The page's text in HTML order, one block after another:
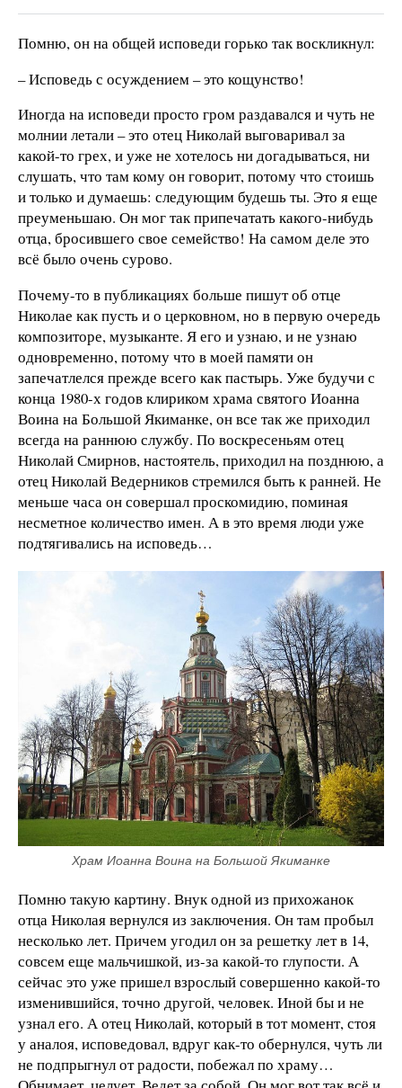
Помню, он на общей исповеди горько так воскликнул:
– Исповедь с осуждением – это кощунство!
Иногда на исповеди просто гром раздавался и чуть не
молнии летали – это отец Николай выговаривал за
какой-то грех, и уже не хотелось ни догадываться, ни
слушать, что там кому он говорит, потому что стоишь
и только и думаешь: следующим будешь ты. Это я еще
преуменьшаю. Он мог так припечатать какого-нибудь
отца, бросившего свое семейство! На самом деле это
всё было очень сурово.
Почему-то в публикациях больше пишут об отце
Николае как пусть и о церковном, но в первую очередь
композиторе, музыканте. Я его и узнаю, и не узнаю
одновременно, потому что в моей памяти он
запечатлелся прежде всего как пастырь. Уже будучи с
конца 1980-х годов клириком храма святого Иоанна
Воина на Большой Якиманке, он все так же приходил
всегда на раннюю службу. По воскресеньям отец
Николай Смирнов, настоятель, приходил на позднюю, а
отец Николай Ведерников стремился быть к ранней. Не
меньше часа он совершал проскомидию, поминая
несметное количество имен. А в это время люди уже
подтягивались на исповедь…
Храм Иоанна Воина на Большой Якиманке
Помню такую картину. Внук одной из прихожанок
отца Николая вернулся из заключения. Он там пробыл
несколько лет. Причем угодил он за решетку лет в 14,
совсем еще мальчишкой, из-за какой-то глупости. А
сейчас это уже пришел взрослый совершенно какой-то
изменившийся, точно другой, человек. Иной бы и не
узнал его. А отец Николай, который в тот момент, стоя
у аналоя, исповедовал, вдруг как-то обернулся, чуть ли
не подпрыгнул от радости, побежал по храму…